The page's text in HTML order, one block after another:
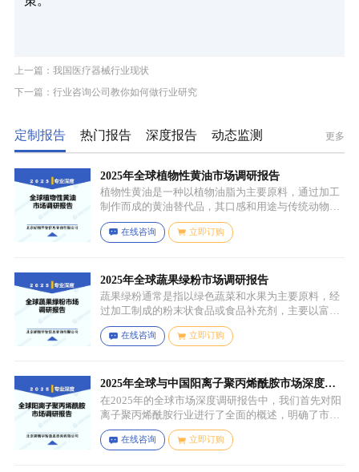
上一篇：我国医疗器械行业现状
下一篇：行业咨询公司教你如何做行业研究
定制报告 热门报告 深度报告 动态监测 更多
2025年全球植物性黄油市场调研报告
植物性黄油是一种以植物油脂为主要原料，通过加工
制作而成的黄油替代品，其口感和用途与传统动物黄
油较为相似，常见的有大豆油、菜籽油、椰子油、棕
榈油等，这些植物油脂经过精炼、氢化或酯交换等工
用香精、色素等，以改善口感、延长保质期和调整风
味。
在线咨询 立即订购
2025年全球蔬果绿粉市场调研报告
蔬果绿粉通常是指以绿色蔬菜和水果为主要原料，经
过加工制成的粉末状食品或食品补充剂，主要以富含
叶绿素、膳食纤维、维生素、矿物质等营养成分的绿
色蔬菜和水果为原料，常见的包括菠菜、羽衣甘蓝、
等，有时也会搭配其他颜色的蔬果（如胡萝卜、甜菜
根等）以丰富营养等绿色水果。
在线咨询 立即订购
2025年全球与中国阳离子聚丙烯酰胺市场深度调
研报告：行业趋势与投资前景分析
在2025年的全球市场深度调研报告中，我们首先对阳
离子聚丙烯酰胺行业进行了全面的概述，明确了市场
细分与应用场景。通过对细分产品的定义与特点进行
深入分析，我们揭示了关键应用场景及其客群洞察。
在线咨询 立即订购